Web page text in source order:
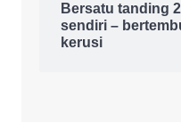
Bersatu tanding
sendiri –
kerusi